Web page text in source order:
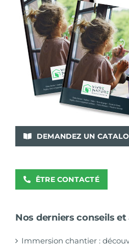
DEMANDEZ UN
ÊTRE CONTACTÉ
Nos derniers conseils et
Immersion chantier :